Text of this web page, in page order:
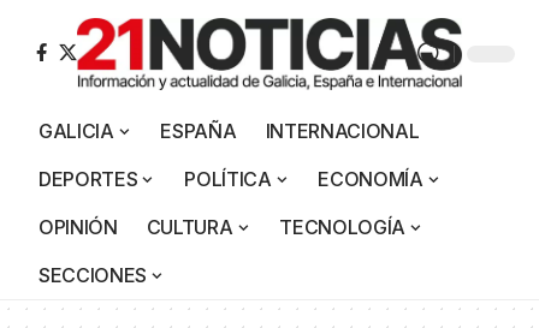
GALICIA ESPAÑA
INTERNACIONAL
DEPORTES
POLÍTICA
ECONOMÍA
OPINIÓN
CULTURA
TECNOLOGÍA
SECCIONES